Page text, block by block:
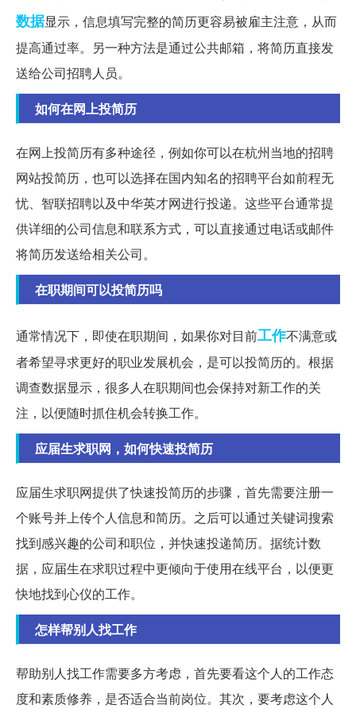
数据显示，信息填写完整的简历更容易被雇主注意，从而
提高通过率。另一种方法是通过公共邮箱，将简历直接发
送给公司招聘人员。
如何在网上投简历
在网上投简历有多种途径，例如你可以在杭州当地的招聘
网站投简历，也可以选择在国内知名的招聘平台如前程无
忧、智联招聘以及中华英才网进行投递。这些平台通常提
供详细的公司信息和联系方式，可以直接通过电话或邮件
将简历发送给相关公司。
在职期间可以投简历吗
通常情况下，即使在职期间，如果你对目前工作不满意或
者希望寻求更好的职业发展机会，是可以投简历的。根据
调查数据显示，很多人在职期间也会保持对新工作的关
注，以便随时抓住机会转换工作。
应届生求职网，如何快速投简历
应届生求职网提供了快速投简历的步骤，首先需要注册一
个账号并上传个人信息和简历。之后可以通过关键词搜索
找到感兴趣的公司和职位，并快速投递简历。据统计数
据，应届生在求职过程中更倾向于使用在线平台，以便更
快地找到心仪的工作。
怎样帮别人找工作
帮助别人找工作需要多方考虑，首先要看这个人的工作态
度和素质修养，是否适合当前岗位。其次，要考虑这个人